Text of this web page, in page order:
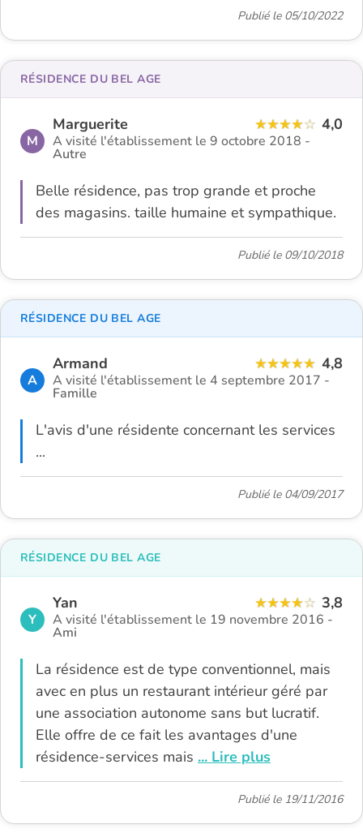
Publié le 05/10/2022
M
Marguerite 4,0
A visité l'établissement le 9 octobre 2018 -
Autre
Belle résidence, pas trop grande et proche
des magasins. taille humaine et sympathique.
RÉSIDENCE DU BEL AGE
Publié le 09/10/2018
A
Armand 4,8
A visité l'établissement le 4 septembre 2017 -
Famille
L'avis d'une résidente concernant les services
...
RÉSIDENCE DU BEL AGE
Publié le 04/09/2017
Y
Yan 3,8
A visité l'établissement le 19 novembre 2016 -
Ami
La résidence est de type conventionnel, mais
avec en plus un restaurant intérieur géré par
une association autonome sans but lucratif.
Elle offre de ce fait les avantages d'une
résidence-services mais ... Lire plus
RÉSIDENCE DU BEL AGE
Publié le 19/11/2016